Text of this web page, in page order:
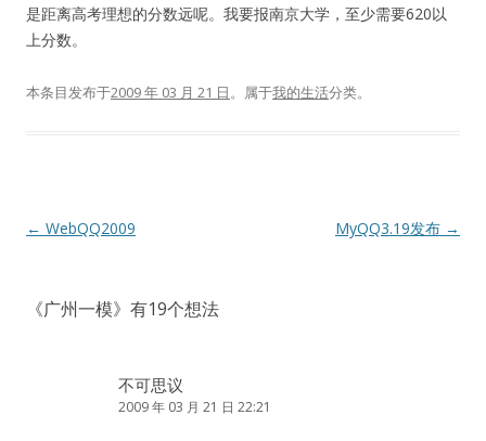
是距离高考理想的分数远呢。我要报南京大学，至少需要620以
上分数。
本条目发布于2009 年 03 月 21 日。属于我的生活分类。
文
航
← WebQQ2009 MyQQ3.19发布 →
《广州一模》有19个想法
不可思议
2009 年 03 月 21 日 22:21